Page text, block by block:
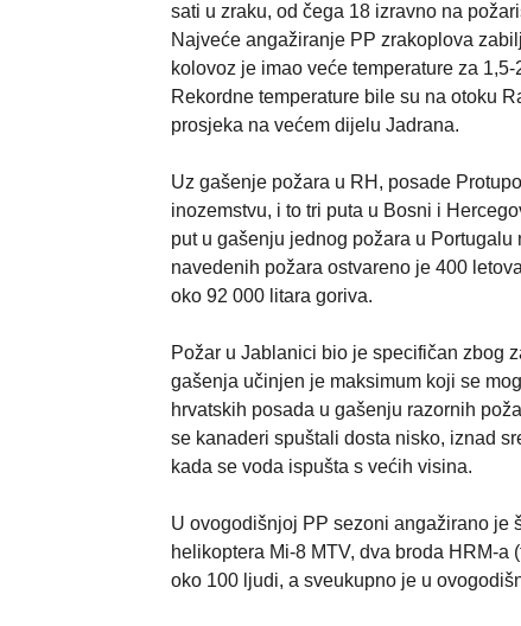
sati u zraku, od čega 18 izravno na
Najveće angažiranje PP zrakoplova
kolovoz je imao veće temperature za
Rekordne temperature bile su na otoku
prosjeka na većem dijelu Jadrana.
Uz gašenje požara u RH, posade
inozemstvu, i to tri puta u Bosni i
put u gašenju jednog požara u
navedenih požara ostvareno je 400
oko 92 000 litara goriva.
Požar u Jablanici bio je specifičan zbog
gašenja učinjen je maksimum koji se
hrvatskih posada u gašenju razornih
se kanaderi spuštali dosta nisko, iznad
kada se voda ispušta s većih visina.
U ovogodišnjoj PP sezoni angažirano je
helikoptera Mi-8 MTV, dva broda HRM-
oko 100 ljudi, a sveukupno je u